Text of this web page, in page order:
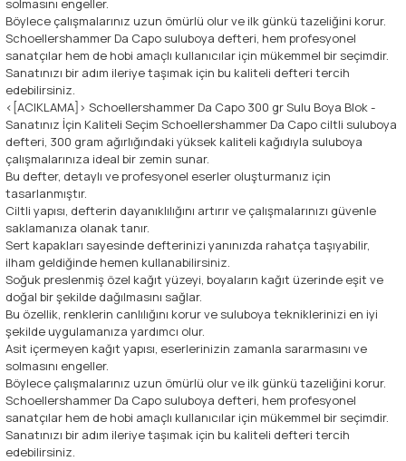
solmasını engeller.
Böylece çalışmalarınız uzun ömürlü olur ve ilk günkü tazeliğini korur.
Schoellershammer Da Capo suluboya defteri, hem profesyonel
sanatçılar hem de hobi amaçlı kullanıcılar için mükemmel bir seçimdir.
Sanatınızı bir adım ileriye taşımak için bu kaliteli defteri tercih
edebilirsiniz.
<[ACIKLAMA]> Schoellershammer Da Capo 300 gr Sulu Boya Blok -
Sanatınız İçin Kaliteli Seçim Schoellershammer Da Capo ciltli suluboya
defteri, 300 gram ağırlığındaki yüksek kaliteli kağıdıyla suluboya
çalışmalarınıza ideal bir zemin sunar.
Bu defter, detaylı ve profesyonel eserler oluşturmanız için
tasarlanmıştır.
Ciltli yapısı, defterin dayanıklılığını artırır ve çalışmalarınızı güvenle
saklamanıza olanak tanır.
Sert kapakları sayesinde defterinizi yanınızda rahatça taşıyabilir,
ilham geldiğinde hemen kullanabilirsiniz.
Soğuk preslenmiş özel kağıt yüzeyi, boyaların kağıt üzerinde eşit ve
doğal bir şekilde dağılmasını sağlar.
Bu özellik, renklerin canlılığını korur ve suluboya tekniklerinizi en iyi
şekilde uygulamanıza yardımcı olur.
Asit içermeyen kağıt yapısı, eserlerinizin zamanla sararmasını ve
solmasını engeller.
Böylece çalışmalarınız uzun ömürlü olur ve ilk günkü tazeliğini korur.
Schoellershammer Da Capo suluboya defteri, hem profesyonel
sanatçılar hem de hobi amaçlı kullanıcılar için mükemmel bir seçimdir.
Sanatınızı bir adım ileriye taşımak için bu kaliteli defteri tercih
edebilirsiniz.